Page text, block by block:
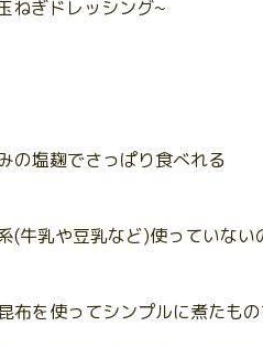
ねぎドレッシング~
の塩麹でさっぱり食べれる
(牛乳や豆乳など)使っていない
を使ってシンプルに煮たもの